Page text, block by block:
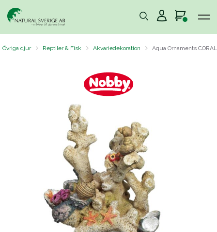
Övriga djur Reptiler & Fisk Akvariedekoration Aqua Ornaments CORAL